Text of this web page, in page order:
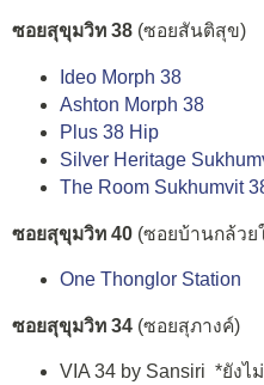
ซอยสุขุมวิท 38 (ซอยสันติสุข)
Ideo Morph 38
Ashton Morph 38
Plus 38 Hip
Silver Heritage
The Room Sukhumvit
ซอยสุขุมวิท 40 (ซอยบ้านกล้วย
One Thonglor Station
ซอยสุขุมวิท 34 (ซอยสุภางค์)
VIA 34 by Sansiri *ยังไ